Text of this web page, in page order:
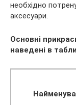
необхідно
аксесуари.
Основні
наведені в